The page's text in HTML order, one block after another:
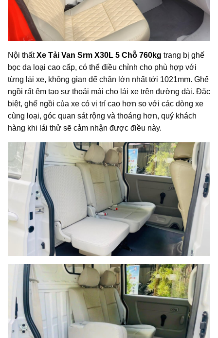
Nội thấtXe Tải Van Srm X30L 5 Chỗ 760kg trang bị ghế
bọc da loại cao cấp, có thể điều chỉnh cho phù hợp với
từng lái xe, không gian để chân lớn nhất tới 1021mm. Ghế
ngồi rất êm tạo sự thoải mái cho lái xe trên đường dài. Đặc
biệt, ghế ngồi của xe có vị trí cao hơn so với các dòng xe
cùng loại, góc quan sát rộng và thoáng hơn, quý khách
hàng khi lái thử sẽ cảm nhận được điều này.